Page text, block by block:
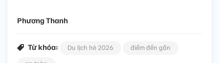
Phương Thanh
Từ khóa: Du lịch hè 2026
điểm đến gần